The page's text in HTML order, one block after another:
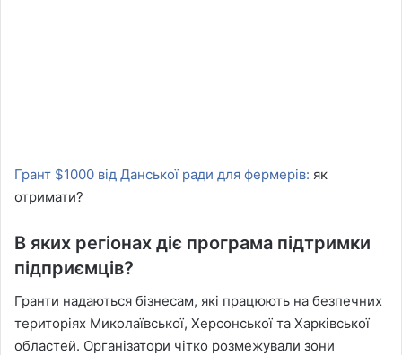
Грант $1000 від Данської ради для фермерів: як
отримати?
В яких регіонах діє програма підтримки
підприємців?
Гранти надаються бізнесам, які працюють на безпечних
територіях Миколаївської, Херсонської та Харківської
областей. Організатори чітко розмежували зони